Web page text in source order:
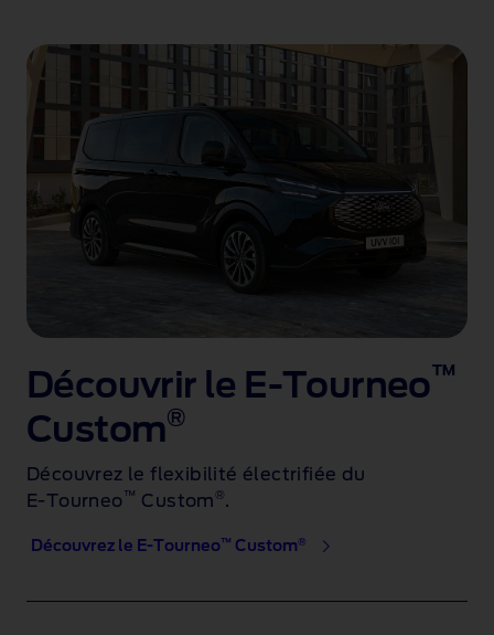
Découvrir le E-Tourneo ™
Custom®
Découvrez le flexibilité électrifiée du
E‑Tourneo™ Custom®.
Découvrez le E-Tourneo™ Custom®